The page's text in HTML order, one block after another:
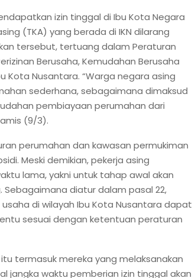
izin tinggal di Ibu Kota Negara
(TKA) yang berada di IKN dilarang
tersebut, tertuang dalam Peraturan
Berusaha, Kemudahan Berusaha
Kota Nusantara. “Warga negara asing
sederhana, sebagaimana dimaksud
pembiayaan perumahan dari
(9/3).
perumahan dan kawasan permukiman
Meski demikian, pekerja asing
lama, yakni untuk tahap awal akan
Sebagaimana diatur dalam pasal 22,
di wilayah Ibu Kota Nusantara dapat
sesuai dengan ketentuan peraturan
termasuk mereka yang melaksanakan
jangka waktu pemberian izin tinggal akan